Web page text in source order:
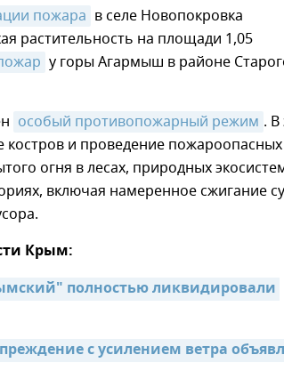
пожара в селе Новопокровка
растительность на площади 1,05
у горы Агармыш в районе
особый противопожарный режим . В
и проведение пожароопасных
огня в лесах, природных
включая намеренное сжигание
Крым:
полностью ликвидировали
с усилением ветра